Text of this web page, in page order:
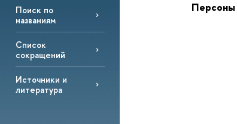
Поиск по
названиям
Список
сокращений
Источники и
литература
Персоны